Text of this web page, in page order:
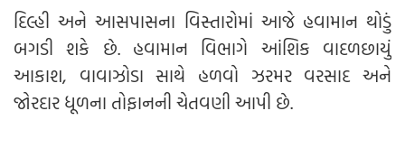
દિલ્હી અને આસપાસના વિસ્તારોમાં આજે હવામાન થોડું
બગડી શકે છે. હવામાન વિભાગે આંશિક વાદળછાયું
આકાશ, વાવાઝોડા સાથે હળવો ઝરમર વરસાદ અને
જોરદાર ધૂળના તોફાનની ચેતવણી આપી છે.